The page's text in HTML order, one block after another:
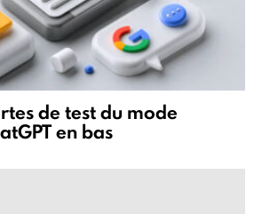
de test du mode
en bas